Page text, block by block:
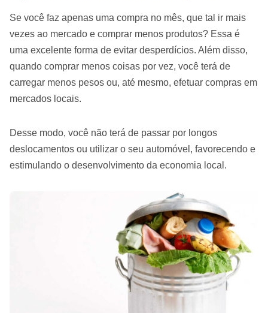
Se você faz apenas uma compra no mês, que tal ir mais
vezes ao mercado e comprar menos produtos? Essa é
uma excelente forma de evitar desperdícios. Além disso,
quando comprar menos coisas por vez, você terá de
carregar menos pesos ou, até mesmo, efetuar compras em
mercados locais.
Desse modo, você não terá de passar por longos
deslocamentos ou utilizar o seu automóvel, favorecendo e
estimulando o desenvolvimento da economia local.